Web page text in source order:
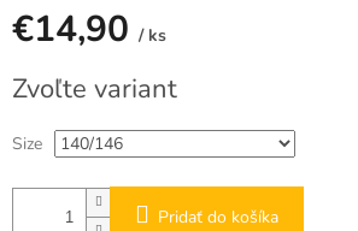
€14,90 / ks
cena:
Zvoľte variant
Size
Pridať do košíka